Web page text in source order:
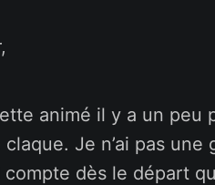
animé il y a un peu
claque. Je n’ai pas
compte dès le départ